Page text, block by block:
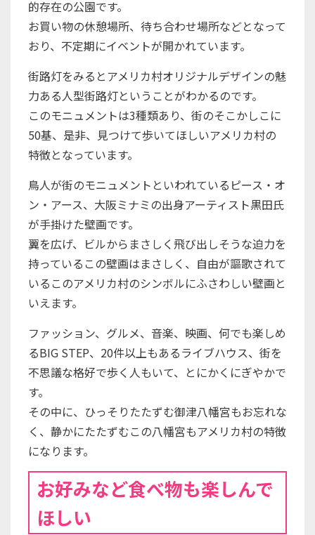
的存在の公園です。
お買い物の休憩場所、待ち合わせ場所などとなって
おり、不定期にイベントが開かれています。
街路灯をみるとアメリカ村オリジナルデザインの魅
力ある人型街路灯ということがわかるのです。
このモニュメントは3種類あり、街のそこかしこに
50基、是非、見つけて歩いてほしいアメリカ村の
特徴となっています。
鳥人が街のモニュメントといわれているピース・オ
ン・アース、大阪ミナミの出身アーティスト黒田氏
が手掛けた壁画です。
翼を広げ、ビルからまさしく飛び出しそうな迫力を
持っているこの壁画はまさしく、自由が謳歌されて
いるこのアメリカ村のシンボルにふさわしい壁画と
いえます。
ファッション、グルメ、音楽、映画、何でも楽しめ
るBIG STEP、20件以上もあるライブハウス、街を
不思議な格好で歩く人もいて、とにかくにぎやかで
す。
その中に、ひっそりたたずむ御津八幡宮もお忘れな
く、静かにたたずむこの八幡宮もアメリカ村の特徴
になります。
お好みなど食べ物も楽しんで
ほしい